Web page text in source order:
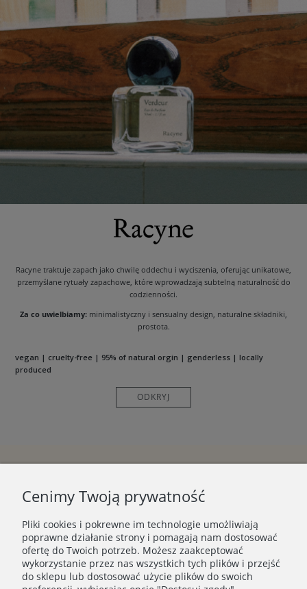
Racyne traktuje zapach jako chwilę oddechu i wyciszenia, oferując unikatowe,
przemyślane rytuały zapachowe, które wprowadzają subtelną naturalność do
codzienności.
Za co uwielbiamy: minimalistyczny i sensualny design, naturalne składniki,
prostota.
vegan | cruelty-free | 95% of natural orgin | genderless | locally
produced
ODKRYJ
Cenimy Twoją prywatność
Pliki cookies i pokrewne im technologie umożliwiają
poprawne działanie strony i pomagają nam dostosować
ofertę do Twoich potrzeb. Możesz zaakceptować
wykorzystanie przez nas wszystkich tych plików i przejść
do sklepu lub dostosować użycie plików do swoich